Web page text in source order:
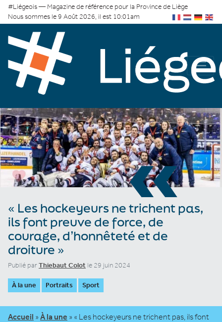
#Liégeois — Magazine de référence pour la Province de Liège
Nous sommes le 9 Août 2026, il est 10:01am
«
« Les hockeyeurs ne trichent pas,
ils font preuve de force, de
courage, d’honnêteté et de
droiture »
Publié parThiebaut Colot le 29 juin 2024
À la une Portraits Sport
Accueil » À la une » « Les hockeyeurs ne trichent pas, ils font